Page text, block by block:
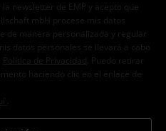
newsletter de EMP y acepto que
mbH procese mis datos
de manera personalizada y regular
datos personales se llevará a cabo
Política de Privacidad . Puedo retirar
haciendo clic en el enlace de